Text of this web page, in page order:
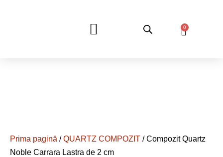
0
Prima pagină /QUARTZ COMPOZIT / Compozit Quartz
Noble Carrara Lastra de 2 cm